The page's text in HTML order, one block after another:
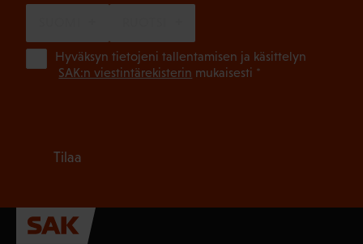
Hyväksyn tietojeni tallentamisen ja käsittelyn
SAK:n viestintärekisterin mukaisesti *
Tilaa